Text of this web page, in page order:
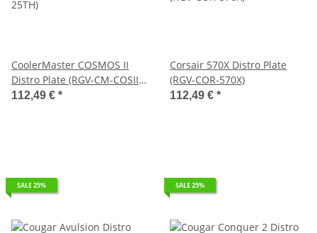
CoolerMaster COSMOS II
Distro Plate (RGV-CM-COSII-
25TH)
112,49 € *
Corsair 570X Distro Plate
(RGV-COR-570X)
112,49 € *
SALE 25% SALE 25%